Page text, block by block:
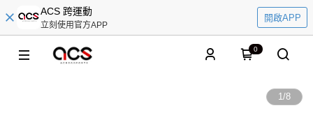
ACS 跨運動
立刻使用官方APP
開啟APP
0
1/8